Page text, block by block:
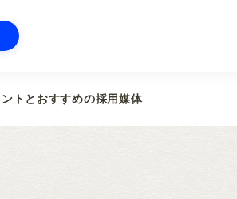
トとおすすめの採用媒体